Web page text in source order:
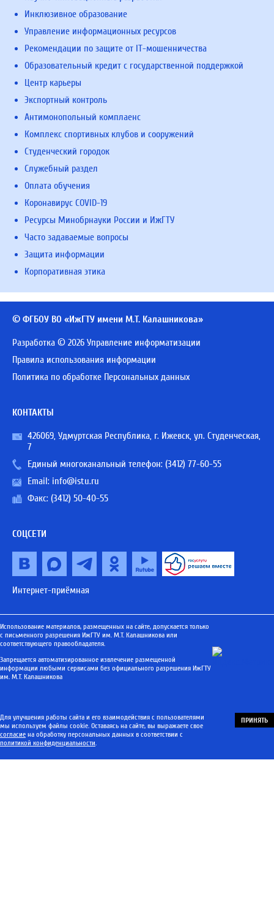
Инклюзивное образование
Управление информационных ресурсов
Рекомендации по защите от IT-мошенничества
Образовательный кредит с государственной поддержкой
Центр карьеры
Экспортный контроль
Антимонопольный комплаенс
Комплекс спортивных клубов и сооружений
Студенческий городок
Служебный раздел
Оплата обучения
Коронавирус COVID-19
Ресурсы Минобрнауки России и ИжГТУ
Часто задаваемые вопросы
Защита информации
Корпоративная этика
© ФГБОУ ВО «ИжГТУ имени М.Т. Калашникова»
Разработка © 2026 Управление информатизации
Правила использования информации
Политика по обработке Персональных данных
КОНТАКТЫ
426069, Удмуртская Республика, г. Ижевск, ул. Студенческая,
7
Единый многоканальный телефон: (3412) 77-60-55
Email: info@istu.ru
Факс: (3412) 50-40-55
СОЦСЕТИ
Интернет-приёмная
Использование материалов, размещенных на сайте, допускается только
с письменного разрешения ИжГТУ им. М.Т. Калашникова или
соответствующего правообладателя.
Запрещается автоматизированное извлечение размещенной
информации любыми сервисами без официального разрешения ИжГТУ
им. М.Т. Калашникова
Для улучшения работы сайта и его взаимодействия с пользователями
мы используем файлы cookie. Оставаясь на сайте, вы выражаете свое
согласие на обработку персональных данных в соответствии с
политикой конфиденциальности.
ПРИНЯТЬ